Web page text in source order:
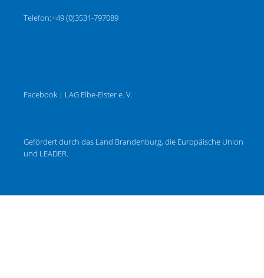
Telefon:+49 (0)3531-797089
Facebook | LAG Elbe-Elster e. V.
Gefördert durch das Land Brandenburg, die Europäische Union
und LEADER.